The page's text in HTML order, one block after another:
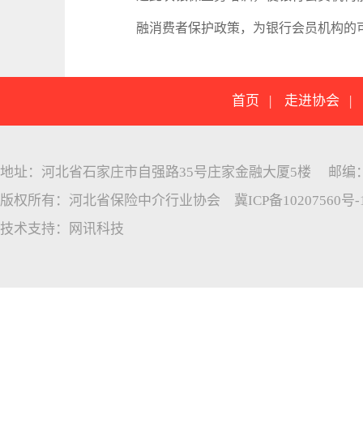
融消费者保护政策，为银行会员机构
首页 | 走进协会
地址：河北省石家庄市自强路35号庄家金融大厦5楼 邮编
版权所有：河北省保险中介行业协会 冀ICP备10207560号-
技术支持：
网讯科技